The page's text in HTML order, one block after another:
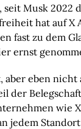
seit Musk 2022
hat auf X
fast zu dem
ernst
aber eben nicht
der
wie
jedem